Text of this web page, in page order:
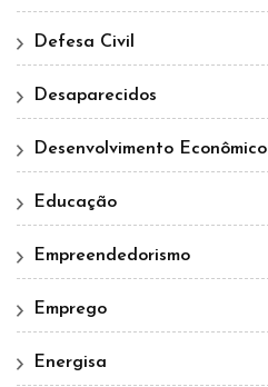
Defesa Civil
Desaparecidos
Desenvolvimento Econômico
Educação
Empreendedorismo
Emprego
Energisa